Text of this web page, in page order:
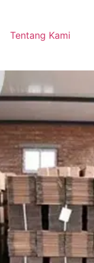
Tentang Kami